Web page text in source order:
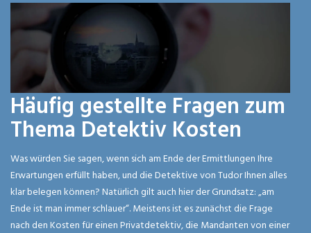
Häufig gestellte Fragen zum
Thema Detektiv Kosten
Was würden Sie sagen, wenn sich am Ende der Ermittlungen Ihre
Erwartungen erfüllt haben, und die Detektive von Tudor Ihnen alles
klar belegen können? Natürlich gilt auch hier der Grundsatz: „am
Ende ist man immer schlauer“. Meistens ist es zunächst die Frage
nach den Kosten für einen Privatdetektiv, die Mandanten von einer